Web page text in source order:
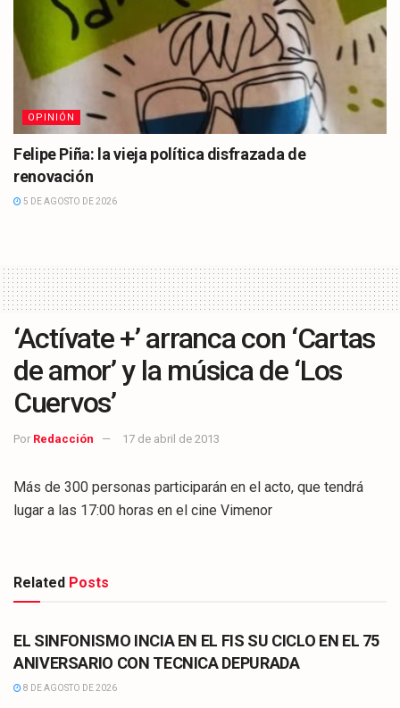
OPINIÓN
Felipe Piña: la vieja política disfrazada de
renovación
5 DE AGOSTO DE 2026
‘Actívate +’ arranca con ‘Cartas
de amor’ y la música de ‘Los
Cuervos’
Por Redacción 17 de abril de 2013
Más de 300 personas participarán en el acto, que tendrá
lugar a las 17:00 horas en el cine Vimenor
Related Posts
CULTURA
EL SINFONISMO INCIA EN EL FIS SU CICLO EN EL 75
ANIVERSARIO CON TECNICA DEPURADA
8 DE AGOSTO DE 2026